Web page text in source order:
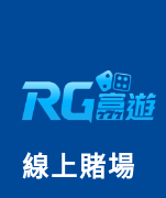
線上賭場